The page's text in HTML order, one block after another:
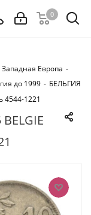
0
Западная Европа -
до 1999 - БЕЛЬГИЯ
4544-1221